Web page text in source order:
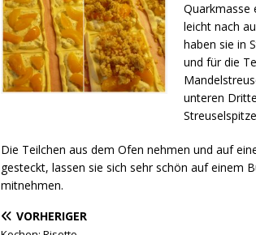
Quarkmasse
leicht nach
haben sie in
und für die
unteren
Die Teilchen aus dem Ofen nehmen und auf
gesteckt, lassen sie sich sehr schön auf einem
mitnehmen.
VORHERIGER